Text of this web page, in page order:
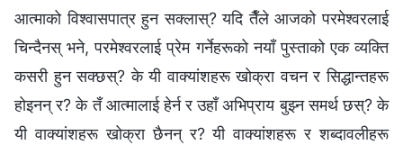
आत्माको विश्‍वासपात्र हुन सक्लास्‌? यदि तैँले आजको परमेश्‍वरलाई
चिन्दैनस्‌ भने, परमेश्‍वरलाई प्रेम गर्नेहरूको नयाँ पुस्ताको एक व्यक्ति
कसरी हुन सक्छस्‌? के यी वाक्यांशहरू खोक्रा वचन र सिद्धान्तहरू
होइनन्‌ र? के तँ आत्मालाई हेर्न र उहाँ अभिप्राय बुझ्न समर्थ छस्‌? के
यी वाक्यांशहरू खोक्रा छैनन्‌ र? यी वाक्यांशहरू र शब्दावलीहरू